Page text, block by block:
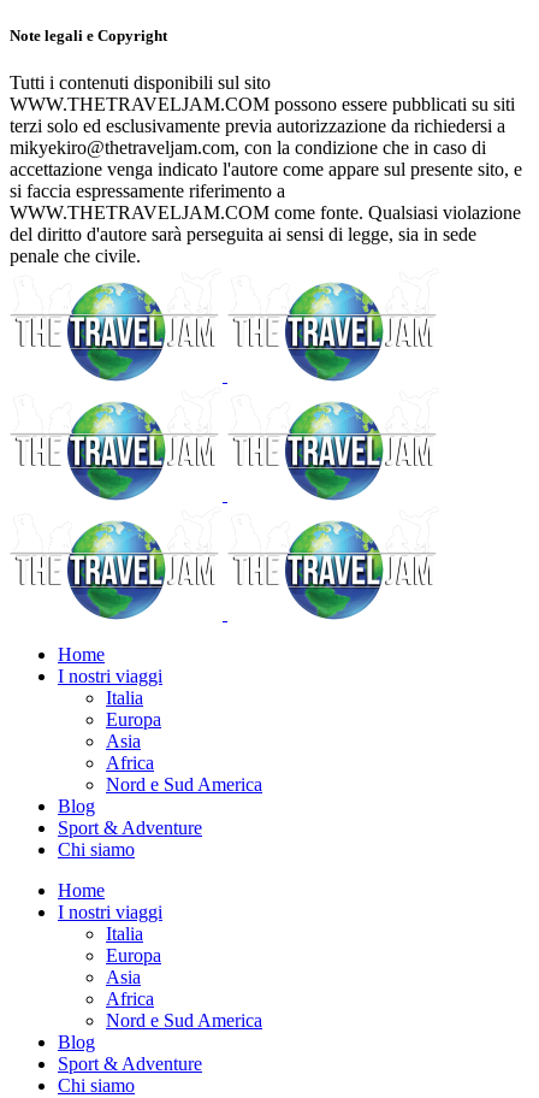
Note legali e Copyright
Tutti i contenuti disponibili sul sito
WWW.THETRAVELJAM.COM possono essere pubblicati su siti
terzi solo ed esclusivamente previa autorizzazione da richiedersi a
mikyekiro@thetraveljam.com, con la condizione che in caso di
accettazione venga indicato l'autore come appare sul presente sito, e
si faccia espressamente riferimento a
WWW.THETRAVELJAM.COM come fonte. Qualsiasi violazione
del diritto d'autore sarà perseguita ai sensi di legge, sia in sede
penale che civile.
Home
I nostri viaggi
Italia
Europa
Asia
Africa
Nord e Sud America
Blog
Sport & Adventure
Chi siamo
Home
I nostri viaggi
Italia
Europa
Asia
Africa
Nord e Sud America
Blog
Sport & Adventure
Chi siamo